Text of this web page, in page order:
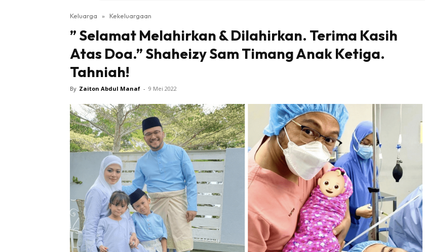
Keluarga » Kekeluargaan
” Selamat Melahirkan & Dilahirkan. Terima Kasih
Atas Doa.” Shaheizy Sam Timang Anak Ketiga.
Tahniah!
By Zaiton Abdul Manaf - 9 Mei 2022